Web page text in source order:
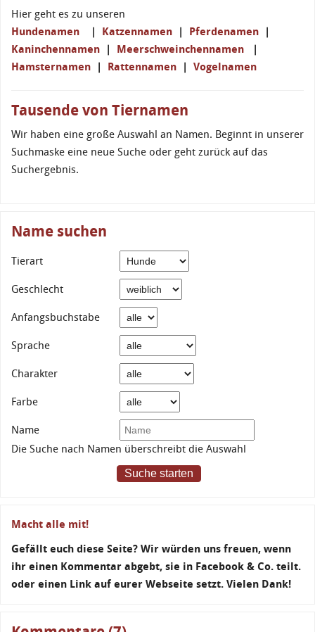
Hier geht es zu unseren
Hundenamen | Katzennamen | Pferdenamen |
Kaninchennamen | Meerschweinchennamen |
Hamsternamen | Rattennamen | Vogelnamen
Tausende von Tiernamen
Wir haben eine große Auswahl an Namen. Beginnt in unserer
Suchmaske eine neue Suche oder geht zurück auf das
Suchergebnis.
Name suchen
Tierart
Geschlecht
Anfangsbuchstabe
Sprache
Charakter
Farbe
Name
Die Suche nach Namen überschreibt die Auswahl
Suche starten
Macht alle mit!
Gefällt euch diese Seite? Wir würden uns freuen, wenn
ihr einen Kommentar abgebt, sie in Facebook & Co. teilt.
oder einen Link auf eurer Webseite setzt. Vielen Dank!